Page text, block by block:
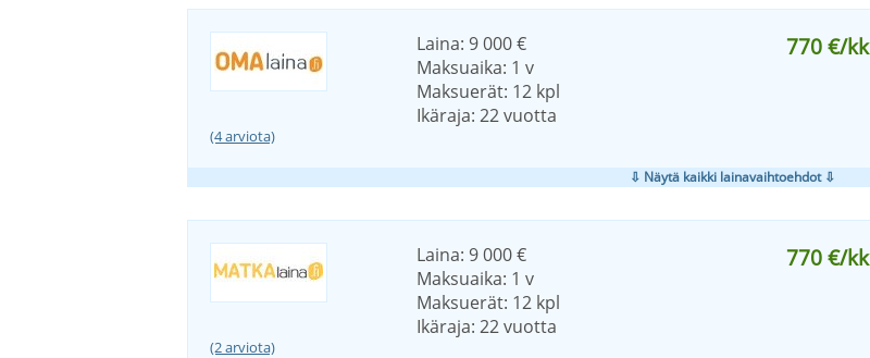
(4 arviota)
Laina: 9 000 €
Maksuaika: 1 v
Maksuerät: 12 kpl
Ikäraja: 22 vuotta
770 €/kk
⇩ Näytä kaikki lainavaihtoehdot ⇩
(2 arviota)
Laina: 9 000 €
Maksuaika: 1 v
Maksuerät: 12 kpl
Ikäraja: 22 vuotta
770 €/kk